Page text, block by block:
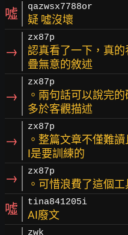
噓 qazwsx7788or
疑 噓沒壞
→
zx87p
認真看了一下，真
疊無意的敘述
→
zx87p
。兩句話可以說完
多於客觀描述
→
zx87p
。整篇文章不僅難
I是要訓練的
→ zx87p
。可惜浪費了這個工
噓 tina841205i
AI廢文
zwk